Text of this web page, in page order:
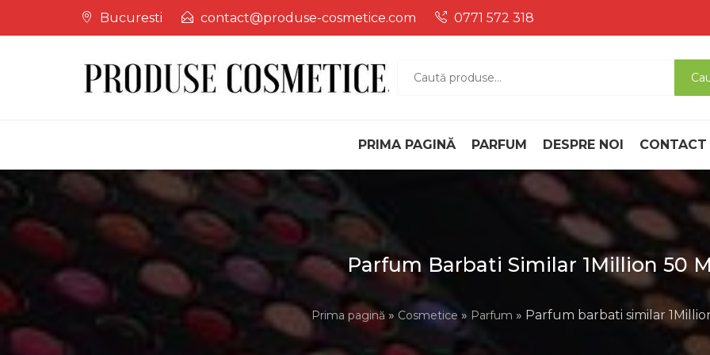
Bucuresti contact@produse-cosmetice.com 0771 572 318
Magazin Online de
Magazin Online De Produse Cosmetice Si Parfum ,
după:
PRIMA PAGINĂ PARFUM DESPRE NOI CONTACT
Parfum Barbati Similar 1Million 50
Prima pagină » Cosmetice » Parfum » Parfum barbati similar